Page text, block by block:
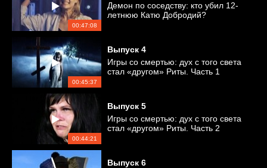
00:47:08
Демон по соседству: кто убил 12-
летнюю Катю Добродий?
00:45:37
Выпуск 4
Игры со смертью: дух с того света
стал «другом» Риты. Часть 1
00:44:21
Выпуск 5
Игры со смертью: дух с того света
стал «другом» Риты. Часть 2
Выпуск 6